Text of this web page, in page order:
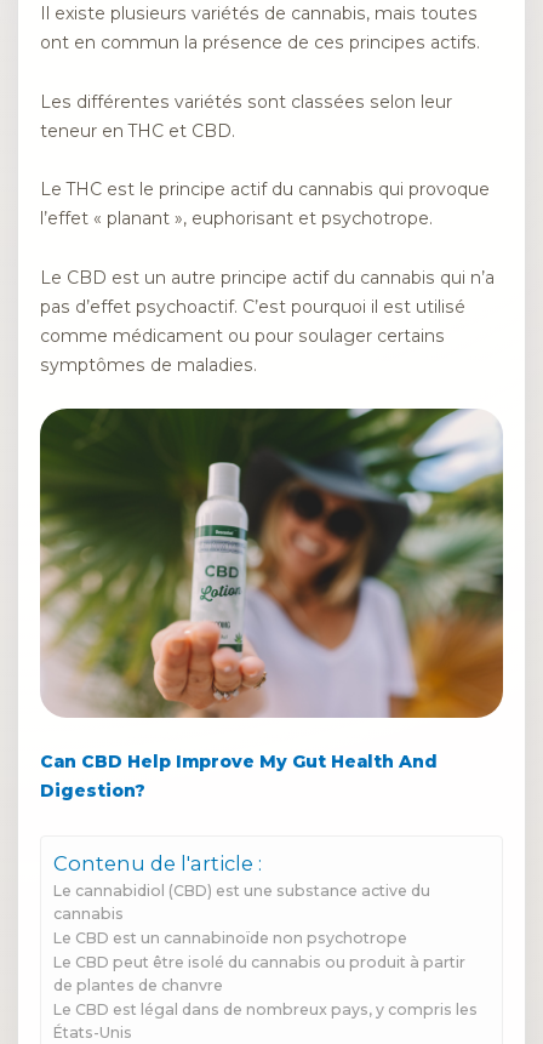
Il existe plusieurs variétés de cannabis, mais toutes
ont en commun la présence de ces principes actifs.
Les différentes variétés sont classées selon leur
teneur en THC et CBD.
Le THC est le principe actif du cannabis qui provoque
l’effet « planant », euphorisant et psychotrope.
Le CBD est un autre principe actif du cannabis qui n’a
pas d’effet psychoactif. C’est pourquoi il est utilisé
comme médicament ou pour soulager certains
symptômes de maladies.
Can CBD Help Improve My Gut Health And
Digestion?
Contenu de l'article :
Le cannabidiol (CBD) est une substance active du
cannabis
Le CBD est un cannabinoïde non psychotrope
Le CBD peut être isolé du cannabis ou produit à partir
de plantes de chanvre
Le CBD est légal dans de nombreux pays, y compris les
États-Unis